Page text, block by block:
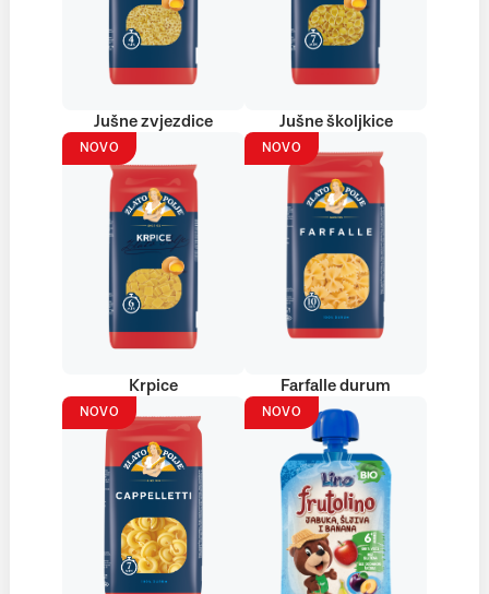
Jušne zvjezdice Jušne školjkice
NOVO
Krpice
NOVO
Farfalle durum
NOVO NOVO